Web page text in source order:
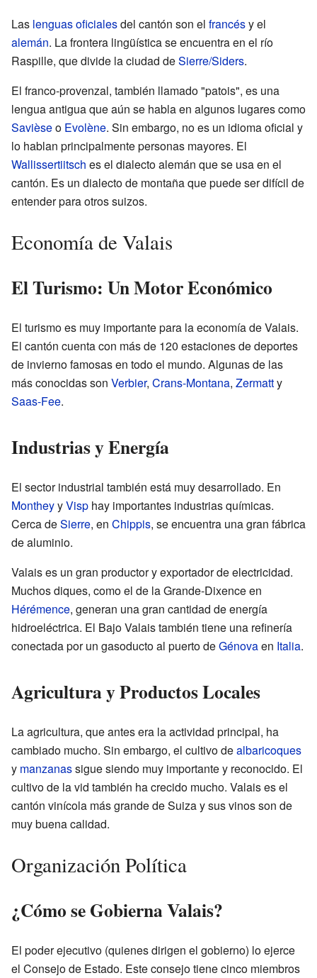
Las lenguas oficialesdel cantón son el francésy el
alemán. La frontera lingüística se encuentra en el río
Raspille, que divide la ciudad deSierre/Siders.
El franco-provenzal, también llamado "patois", es una
lengua antigua que aún se habla en algunos lugares como
Savièseo Evolène. Sin embargo, no es un idioma oficial y
lo hablan principalmente personas mayores. El
Wallissertiitsch es el dialecto alemán que se usa en el
cantón. Es un dialecto de montaña que puede ser difícil de
entender para otros suizos.
Economía de Valais
El Turismo: Un Motor Económico
El turismo es muy importante para la economía de Valais.
El cantón cuenta con más de 120 estaciones de deportes
de invierno famosas en todo el mundo. Algunas de las
más conocidas son Verbier, Crans-Montana, Zermatty
Saas-Fee.
Industrias y Energía
El sector industrial también está muy desarrollado. En
MontheyyVisp hay importantes industrias químicas.
Cerca deSierre, en Chippis, se encuentra una gran fábrica
de aluminio.
Valais es un gran productor y exportador de electricidad.
Muchos diques, como el de la Grande-Dixence en
Hérémence, generan una gran cantidad de energía
hidroeléctrica. El Bajo Valais también tiene una refinería
conectada por un gasoducto al puerto deGénovaen Italia.
Agricultura y Productos Locales
La agricultura, que antes era la actividad principal, ha
cambiado mucho. Sin embargo, el cultivo dealbaricoques
y manzanassigue siendo muy importante y reconocido. El
cultivo de la vid también ha crecido mucho. Valais es el
cantón vinícola más grande de Suiza y sus vinos son de
muy buena calidad.
Organización Política
¿Cómo se Gobierna Valais?
El poder ejecutivo (quienes dirigen el gobierno) lo ejerce
el Consejo de Estado. Este consejo tiene cinco miembros